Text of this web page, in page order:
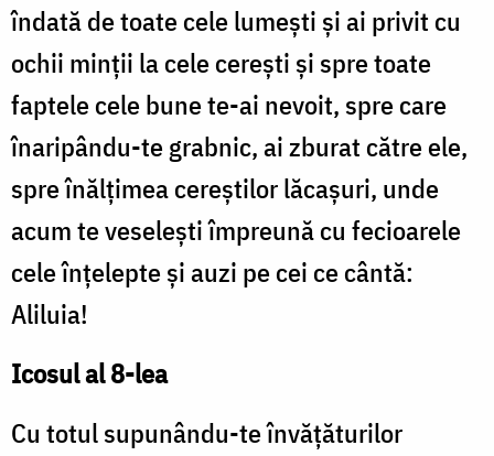
îndată de toate cele lumeşti şi ai privit cu
ochii minţii la cele cereşti şi spre toate
faptele cele bune te-ai nevoit, spre care
înaripându-te grabnic, ai zburat către ele,
spre înălţimea cereştilor lăcaşuri, unde
acum te veseleşti împreună cu fecioarele
cele înţelepte şi auzi pe cei ce cântă:
Aliluia!
Icosul al 8-lea
Cu totul supunându-te învăţăturilor